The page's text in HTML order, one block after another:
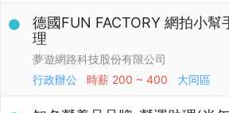
德國FUN FACTORY 網拍小幫
理
夢遊網路科技股份有限公司
行政辦公
時薪 200 ~ 400 大同區